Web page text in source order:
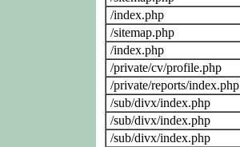
/index.php
/sitemap.php
/index.php
/private/cv/profile.php
/private/reports/index.php
/sub/divx/index.php
/sub/divx/index.php
/sub/divx/index.php